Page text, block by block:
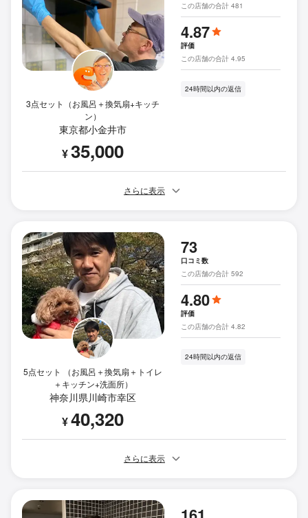
3点セット（お風呂＋換気扇+キッチ
ン）
東京都小金井市
¥35,000
この店舗の合計 481
4.87
評価
この店舗の合計 4.95
24時間以内の返信
さらに表示
5点セット （お風呂＋換気扇＋トイレ
＋キッチン+洗面所）
神奈川県川崎市幸区
¥40,320
73
口コミ数
この店舗の合計 592
4.80
評価
この店舗の合計 4.82
24時間以内の返信
さらに表示